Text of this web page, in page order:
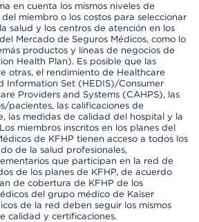
en cuenta los mismos niveles de
miembro o los costos para seleccionar
salud y los centros de atención en los
Mercado de Seguros Médicos, como lo
productos y líneas de negocios de
Health Plan). Es posible que las
otras, el rendimiento de Healthcare
Information Set (HEDIS)/Consumer
Providers and Systems (CAHPS), las
pacientes, las calificaciones de
las medidas de calidad del hospital y la
miembros inscritos en los planes del
de KFHP tienen acceso a todos los
de la salud profesionales,
que participan en la red de
de los planes de KFHP, de acuerdo
de cobertura de KFHP de los
del grupo médico de Kaiser
de la red deben seguir los mismos
calidad y certificaciones.